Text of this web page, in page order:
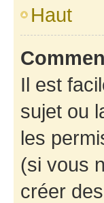
Haut
Il est
sujet ou
les
(si vous
créer